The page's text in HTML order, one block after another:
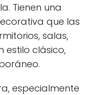
Tienen una
que las
salas,
estilo clásico,
especialmente